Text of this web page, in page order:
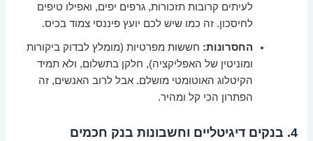
לעיתים קרובות תזכורות, גרפים יפים, ואפילו טיפים
לחיסכון. זה כמו שיש לכם יועץ פיננסי צמוד בכיס.
החסרונות: חששות מפרטיות (מומלץ לבדוק ביקורות
ומוניטין של האפליקציה), חלקן בתשלום, ולא תמיד
הקיטלוג האוטומטי מושלם. אבל לרוב האנשים, זה
הפתרון הכי קל ומהיר.
4. בנקים דיגיטליים וחשבונות בנק חכמים